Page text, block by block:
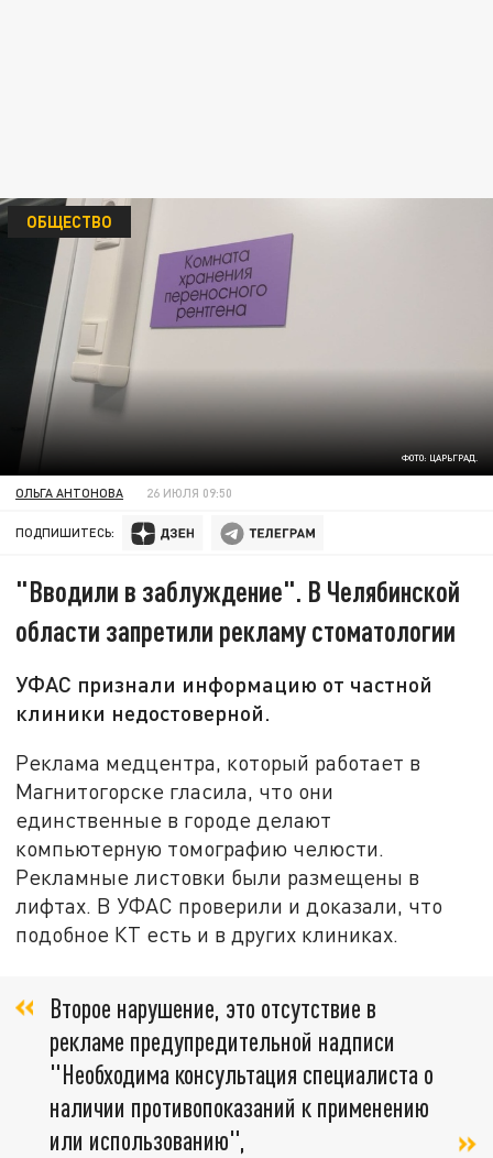
ФОТО: ЦАРЬГРАД.
ОБЩЕСТВО
ОЛЬГА АНТОНОВА 26 ИЮЛЯ 09:50
ПОДПИШИТЕСЬ:
"Вводили в заблуждение". В Челябинской
области запретили рекламу стоматологии
УФАС признали информацию от частной
клиники недостоверной.
Реклама медцентра, который работает в
Магнитогорске гласила, что они
единственные в городе делают
компьютерную томографию челюсти.
Рекламные листовки были размещены в
лифтах. В УФАС проверили и доказали, что
подобное КТ есть и в других клиниках.
Второе нарушение, это отсутствие в
рекламе предупредительной надписи
"Необходима консультация специалиста о
наличии противопоказаний к применению
или использованию",